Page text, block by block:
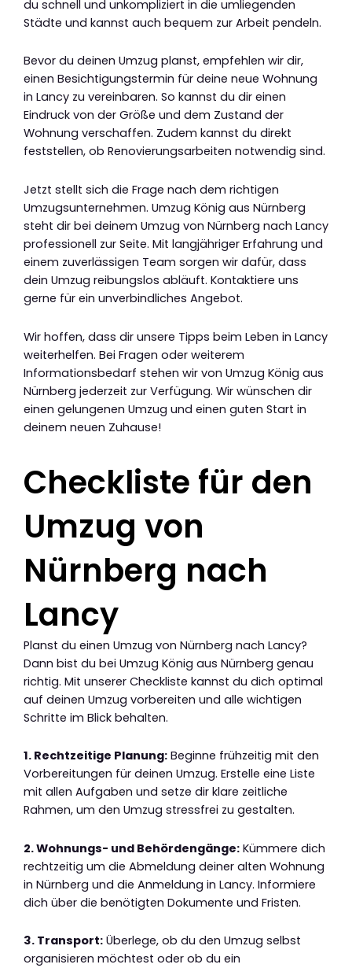
du schnell und unkompliziert in die umliegenden
Städte und kannst auch bequem zur Arbeit pendeln.
Bevor du deinen Umzug planst, empfehlen wir dir,
einen Besichtigungstermin für deine neue Wohnung
in Lancy zu vereinbaren. So kannst du dir einen
Eindruck von der Größe und dem Zustand der
Wohnung verschaffen. Zudem kannst du direkt
feststellen, ob Renovierungsarbeiten notwendig sind.
Jetzt stellt sich die Frage nach dem richtigen
Umzugsunternehmen. Umzug König aus Nürnberg
steht dir bei deinem Umzug von Nürnberg nach Lancy
professionell zur Seite. Mit langjähriger Erfahrung und
einem zuverlässigen Team sorgen wir dafür, dass
dein Umzug reibungslos abläuft. Kontaktiere uns
gerne für ein unverbindliches Angebot.
Wir hoffen, dass dir unsere Tipps beim Leben in Lancy
weiterhelfen. Bei Fragen oder weiterem
Informationsbedarf stehen wir von Umzug König aus
Nürnberg jederzeit zur Verfügung. Wir wünschen dir
einen gelungenen Umzug und einen guten Start in
deinem neuen Zuhause!
Checkliste für den
Umzug von
Nürnberg nach
Lancy
Planst du einen Umzug von Nürnberg nach Lancy?
Dann bist du bei Umzug König aus Nürnberg genau
richtig. Mit unserer Checkliste kannst du dich optimal
auf deinen Umzug vorbereiten und alle wichtigen
Schritte im Blick behalten.
1. Rechtzeitige Planung: Beginne frühzeitig mit den
Vorbereitungen für deinen Umzug. Erstelle eine Liste
mit allen Aufgaben und setze dir klare zeitliche
Rahmen, um den Umzug stressfrei zu gestalten.
2. Wohnungs- und Behördengänge: Kümmere dich
rechtzeitig um die Abmeldung deiner alten Wohnung
in Nürnberg und die Anmeldung in Lancy. Informiere
dich über die benötigten Dokumente und Fristen.
3. Transport: Überlege, ob du den Umzug selbst
organisieren möchtest oder ob du ein